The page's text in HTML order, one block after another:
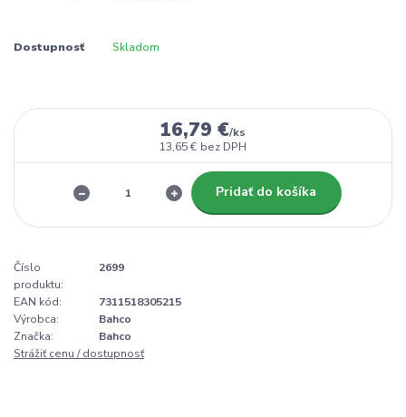
Dostupnosť Skladom
16,79 €/ks
13,65 € bez DPH
Pridať do košíka
Číslo
produktu:
2699
EAN kód:
7311518305215
Výrobca:
Bahco
Značka:
Bahco
Strážiť cenu / dostupnosť